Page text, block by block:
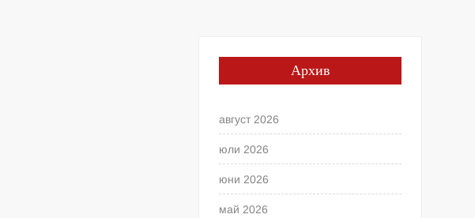
Архив
август 2026
юли 2026
юни 2026
май 2026